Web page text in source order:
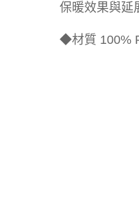
保暖效果與延
◆材質 100%